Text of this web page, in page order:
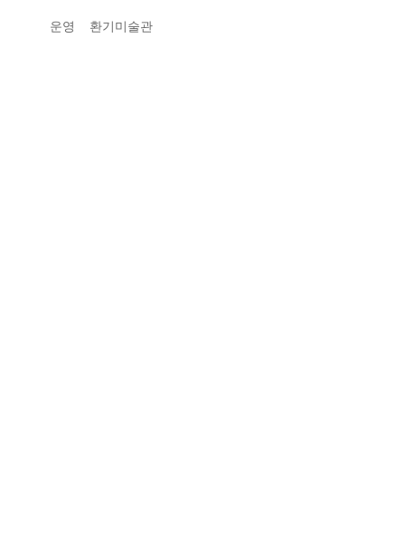
운영  환기미술관